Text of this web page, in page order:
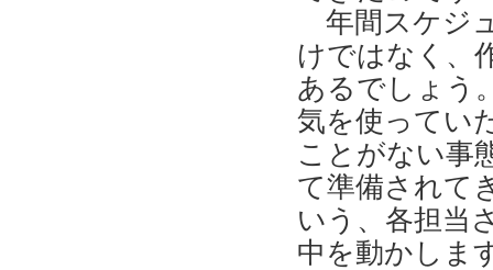
年間スケジ
けではなく、
あるでしょう
気を使ってい
ことがない事
て準備されて
いう、各担当
中を動かしま